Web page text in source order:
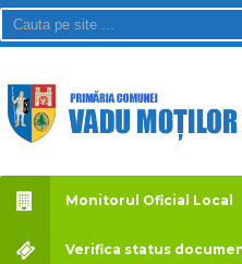
Monitorul Oficial Local
Verifica status